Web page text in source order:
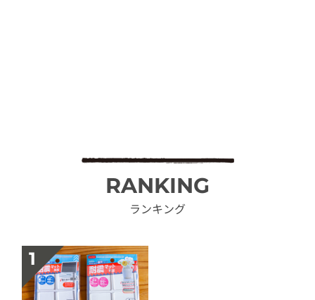
RANKING
ランキング